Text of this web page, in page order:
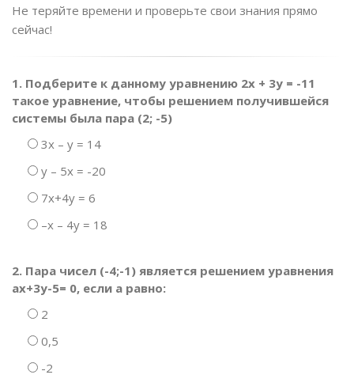
Не теряйте времени и проверьте свои знания прямо
сейчас!
1. Подберите к данному уравнению 2х + 3у = -11
такое уравнение, чтобы решением получившейся
системы была пара (2; -5)
3х – у = 14
у – 5х = -20
7х+4у = 6
–х – 4у = 18
2. Пара чисел (-4;-1) является решением уравнения
ах+3у-5= 0, если а равно:
2
0,5
-2